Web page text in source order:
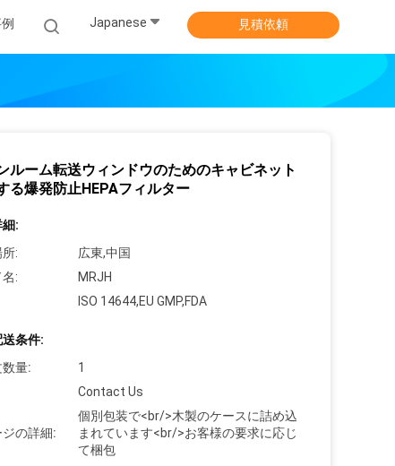
Japanese 見積依頼
ルーム転送ウィンドウのためのキャビネット
る爆発防止HEPAフィルター
:
:
広東,中国
:
MRJH
ISO 14644,EU GMP,FDA
条件:
量:
1
Contact Us
の詳細:
個別包装で<br/>木製のケースに詰め込
まれています<br/>お客様の要求に応じ
て梱包